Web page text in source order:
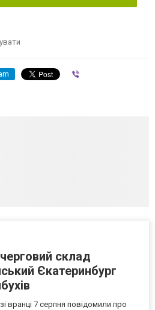
склад
Єкатеринбург
вранці 7 серпня повідомили про